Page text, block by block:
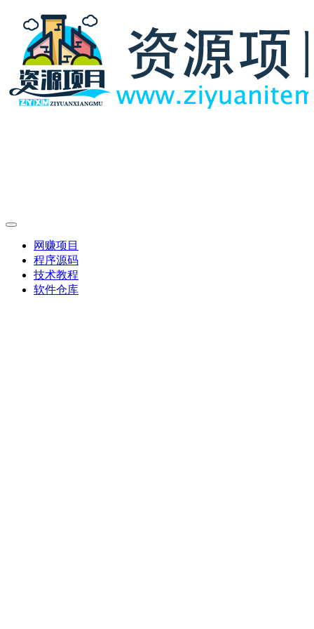
网赚项目
程序源码
技术教程
软件仓库